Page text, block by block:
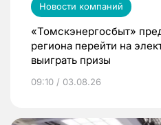
Новости компаний
«Томскэнергосбыт»
региона перейти на
выиграть призы
09:10 / 03.08.26